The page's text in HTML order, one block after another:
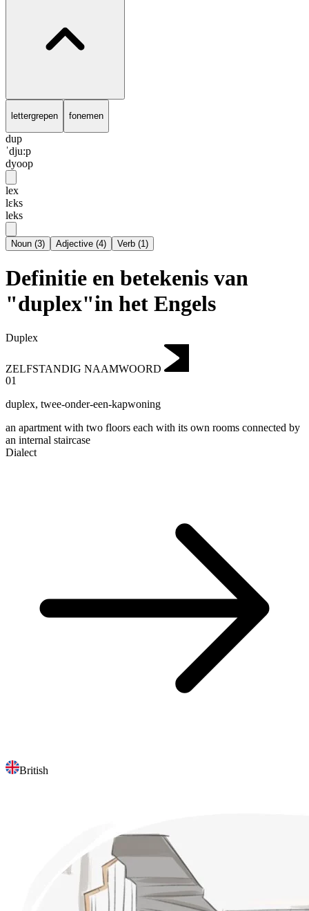
lettergrepen fonemen
dup
ˈdju:p
dyoop
lex
lɛks
leks
Noun (3) Adjective (4) Verb (1)
Definitie en betekenis van
"duplex"in het Engels
Duplex
ZELFSTANDIG NAAMWOORD
01
duplex, twee-onder-een-kapwoning
an apartment with two floors each with its own rooms connected by
an internal staircase
Dialect
British